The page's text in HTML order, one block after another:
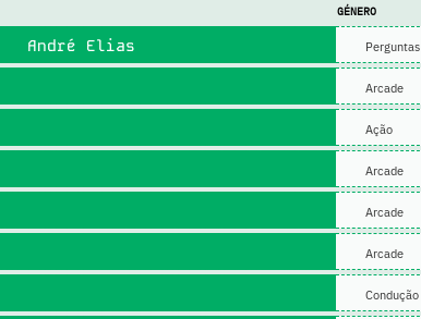
GÉNERO
André Elias Perguntas
Arcade
Ação
Arcade
Arcade
Arcade
Condução